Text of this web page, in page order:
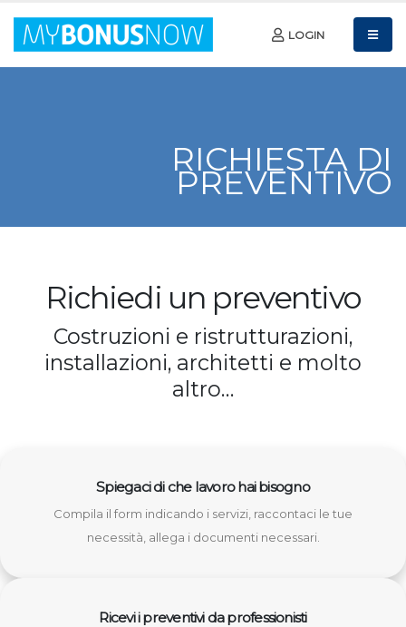
LOGIN
RICHIESTA DI
PREVENTIVO
Richiedi un preventivo
Costruzioni e ristrutturazioni,
installazioni, architetti e molto
altro…
Spiegaci di che lavoro hai bisogno
Compila il form indicando i servizi, raccontaci le tue
necessità, allega i documenti necessari.
Ricevi i preventivi da professionisti